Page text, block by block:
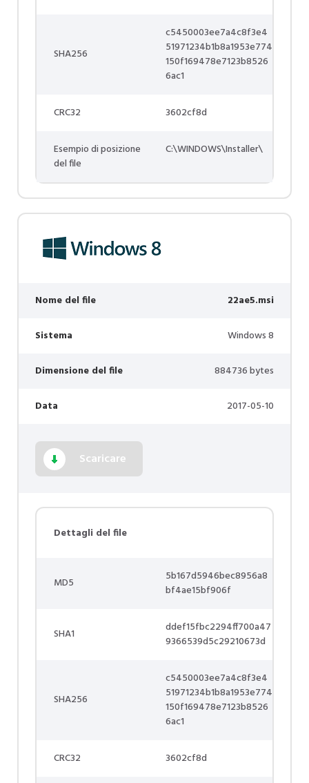
SHA256
c5450003ee7a4c8f3e4
51971234b1b8a1953e774
150f169478e7123b8526
6ac1
CRC32 3602cf8d
Esempio di posizione
del file
C:\WINDOWS\Installer\
Nome del file 22ae5.msi
Sistema Windows 8
Dimensione del file 884736 bytes
Data 2017-05-10
Scaricare
Dettagli del file
MD5
5b167d5946bec8956a8
bf4ae15bf906f
SHA1
ddef15fbc2294ff700a47
9366539d5c29210673d
SHA256
c5450003ee7a4c8f3e4
51971234b1b8a1953e774
150f169478e7123b8526
6ac1
CRC32 3602cf8d